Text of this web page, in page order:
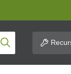
Product Search